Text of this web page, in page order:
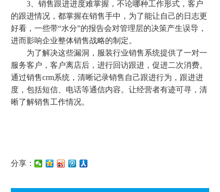
3、销售跟进进度难掌握，不论哪种工作形式，客户
的跟进情况，都掌握在销售手中，为了能让自己的日志更
好看，一些带“水分”的报告会对管理层的决策产生误导，
进而影响企业整体销售战略的制定。
为了解决这些漏洞，服装行业销售系统提供了一对一
服务客户，客户离店后，进行回访跟进，促进二次消费。
通过销售crm系统，清晰记录销售自己跟进行为，跟进进
度，包括短信、电话等通信内容。让经营者有迹可寻，清
晰了解销售工作情况。
分享：